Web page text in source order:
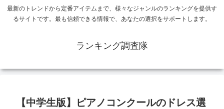
最新のトレンドから定番アイテムまで、様々なジャンルのランキングを提供す
るサイトです。最も信頼できる情報で、あなたの選択をサポートします。
ランキング調査隊
【中学生版】ピアノコンクールのドレス選